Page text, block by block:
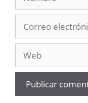
electrónico